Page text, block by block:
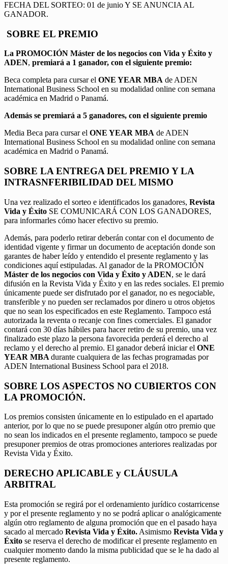
FECHA DEL SORTEO: 01 de junio Y SE ANUNCIA AL
GANADOR.
SOBRE EL PREMIO
La PROMOCIÓN Máster de los negocios con Vida y Éxito y
ADEN, premiará a 1 ganador, con el siguiente premio:
Beca completa para cursar el ONE YEAR MBA de ADEN
International Business School en su modalidad online con semana
académica en Madrid o Panamá.
Además se premiará a 5 ganadores, con el siguiente premio
Media Beca para cursar el ONE YEAR MBA de ADEN
International Business School en su modalidad online con semana
académica en Madrid o Panamá.
SOBRE LA ENTREGA DEL PREMIO Y LA
INTRASNFERIBILIDAD DEL MISMO
Una vez realizado el sorteo e identificados los ganadores, Revista
Vida y Éxito SE COMUNICARÁ CON LOS GANADORES,
para informarles cómo hacer efectivo su premio.
Además, para poderlo retirar deberán contar con el documento de
identidad vigente y firmar un documento de aceptación donde son
garantes de haber leído y entendido el presente reglamento y las
condiciones aquí estipuladas. Al ganador de la PROMOCIÓN
Máster de los negocios con Vida y Éxito y ADEN, se le dará
difusión en la Revista Vida y Éxito y en las redes sociales. El premio
únicamente puede ser disfrutado por el ganador, no es negociable,
transferible y no pueden ser reclamados por dinero u otros objetos
que no sean los especificados en este Reglamento. Tampoco está
autorizada la reventa o recanje con fines comerciales. El ganador
contará con 30 días hábiles para hacer retiro de su premio, una vez
finalizado este plazo la persona favorecida perderá el derecho al
reclamo y el derecho al premio. El ganador deberá iniciar el ONE
YEAR MBA durante cualquiera de las fechas programadas por
ADEN International Business School para el 2018.
SOBRE LOS ASPECTOS NO CUBIERTOS CON
LA PROMOCIÓN.
Los premios consisten únicamente en lo estipulado en el apartado
anterior, por lo que no se puede presuponer algún otro premio que
no sean los indicados en el presente reglamento, tampoco se puede
presuponer premios de otras promociones anteriores realizadas por
Revista Vida y Éxito.
DERECHO APLICABLE y CLÁUSULA
ARBITRAL
Esta promoción se regirá por el ordenamiento jurídico costarricense
y por el presente reglamento y no se podrá aplicar o analógicamente
algún otro reglamento de alguna promoción que en el pasado haya
sacado al mercado Revista Vida y Éxito. Asimismo Revista Vida y
Éxito se reserva el derecho de modificar el presente reglamento en
cualquier momento dando la misma publicidad que se le ha dado al
presente reglamento.